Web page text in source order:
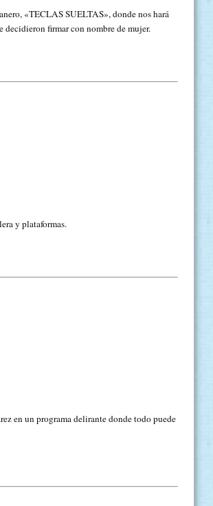
«TECLAS SUELTAS», donde nos hará
decidieron firmar con nombre de mujer.
y plataformas.
en un programa delirante donde todo puede